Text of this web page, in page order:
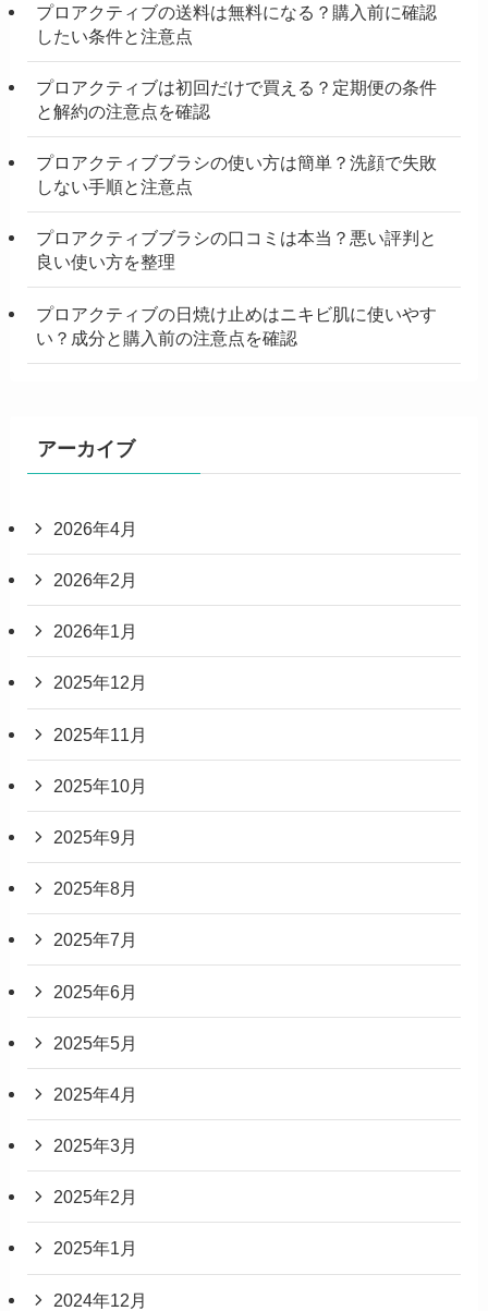
プロアクティブの送料は無料になる？購入前に確認
したい条件と注意点
プロアクティブは初回だけで買える？定期便の条件
と解約の注意点を確認
プロアクティブブラシの使い方は簡単？洗顔で失敗
しない手順と注意点
プロアクティブブラシの口コミは本当？悪い評判と
良い使い方を整理
プロアクティブの日焼け止めはニキビ肌に使いやす
い？成分と購入前の注意点を確認
アーカイブ
2026年4月
2026年2月
2026年1月
2025年12月
2025年11月
2025年10月
2025年9月
2025年8月
2025年7月
2025年6月
2025年5月
2025年4月
2025年3月
2025年2月
2025年1月
2024年12月